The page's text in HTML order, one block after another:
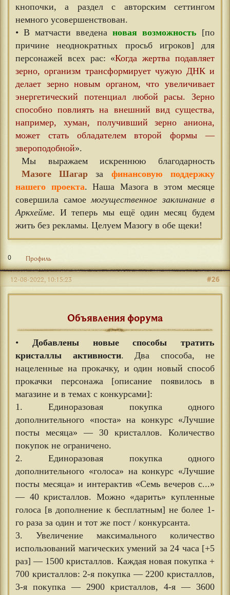
кнопочки, а раздел с авторским сеттингом
немного усовершенствован.
• В матчасти введена новая возможность [по
причине неоднократных просьб игроков] для
персонажей всех рас: «Когда жертва подавляет
зерно, организм трансформирует чужую ДНК и
делает зерно новым органом, что увеличивает
энергетический потенциал любой расы. Зерно
способно повлиять на внешний вид существа,
например, хуман, получивший зерно аниона,
может стать обладателем второй формы —
звероподобной».
Мы выражаем искреннюю благодарность
Мазоге Шагар за финансовую поддержку
нашего проекта. Наша Мазога в этом месяце
совершила самоемогущественное заклинание в
Аркхейме. И теперь мы ещё один месяц будем
жить без рекламы. Целуем Мазогу в обе щеки!
0 Профиль
#26
12-08-2022, 10:15:23
Объявления форума
•
Добавлены новые способы тратить
кристаллы активности. Два способа, не
нацеленные на прокачку, и один новый способ
прокачки персонажа [описание появилось в
магазине и в темах с конкурсами]:
1. Единоразовая покупка одного
дополнительного «поста» на конкурс «Лучшие
посты месяца» — 30 кристаллов. Количество
покупок не ограничено.
2. Единоразовая покупка одного
дополнительного «голоса» на конкурс «Лучшие
посты месяца» и интерактив «Семь вечеров с...»
— 40 кристаллов. Можно «дарить» купленные
голоса [в дополнение к бесплатным] не более 1-
го раза за один и тот же пост / конкурсанта.
3. Увеличение максимального количество
использований магических умений за 24 часа [+5
раз] — 1500 кристаллов. Каждая новая покупка +
700 кристаллов: 2-я покупка — 2200 кристаллов,
3-я покупка — 2900 кристаллов, 4-я — 3600